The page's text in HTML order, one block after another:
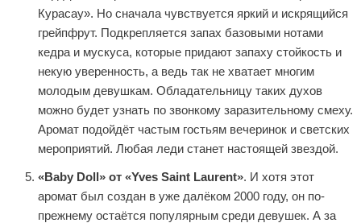
Курасау». Но сначала чувствуется яркий и искрящийся
грейпфрут. Подкрепляется запах базовыми нотами
кедра и мускуса, которые придают запаху стойкость и
некую уверенность, а ведь так не хватает многим
молодым девушкам. Обладательницу таких духов
можно будет узнать по звонкому заразительному смеху.
Аромат подойдёт частым гостьям вечеринок и светских
мероприятий. Любая леди станет настоящей звездой.
«Baby Doll» от «Yves Saint Laurent». И хотя этот
аромат был создан в уже далёком 2000 году, он по-
прежнему остаётся популярным среди девушек. А за